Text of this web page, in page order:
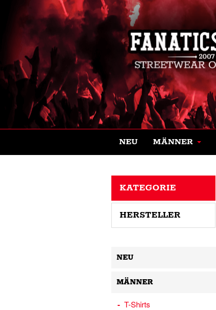
NEU MÄNNER
KATEGORIE
HERSTELLER
NEU
MÄNNER
T-Shirts